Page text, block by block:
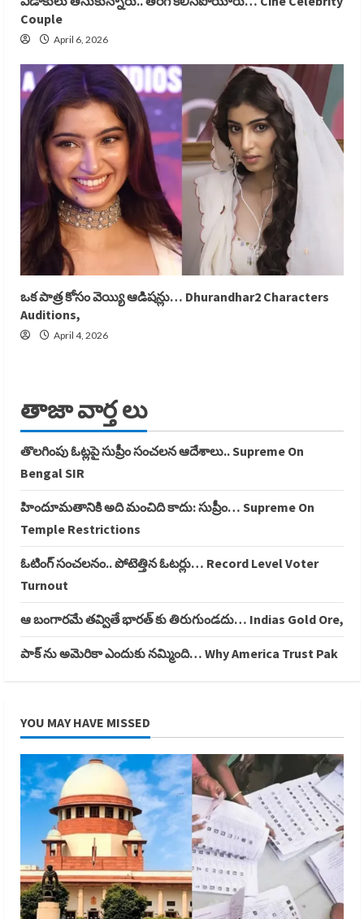
Couple
April 6, 2026
ఒక పాత్ర కోసం వెయ్యి ఆడిషన్లు… Dhurandhar2 Characters
Auditions,
April 4, 2026
తాజా వార్త లు
తొలగింపు ఓట్లపై సుప్రీం సంచలన ఆదేశాలు.. Supreme On
Bengal SIR
హిందూమతానికి అది మంచిది కాదు: సుప్రీం… Supreme On
Temple Restrictions
ఓటింగ్ సంచలనం.. పోటెత్తిన ఓటర్లు… Record Level Voter
Turnout
ఆ బంగారమే తవ్వితే భారత్ కు తిరుగుండదు… Indias Gold Ore,
పాక్ ను అమెరికా ఎందుకు నమ్మింది… Why America Trust Pak
YOU MAY HAVE MISSED